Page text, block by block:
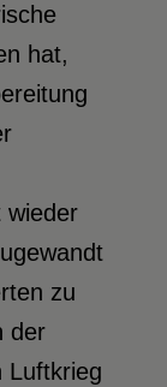
hat,
wieder
zu
der
Luftkrieg